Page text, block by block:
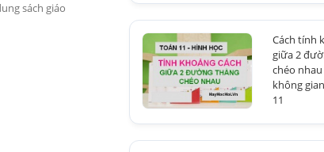
sách giáo
Cách tính
giữa 2
chéo
không
11